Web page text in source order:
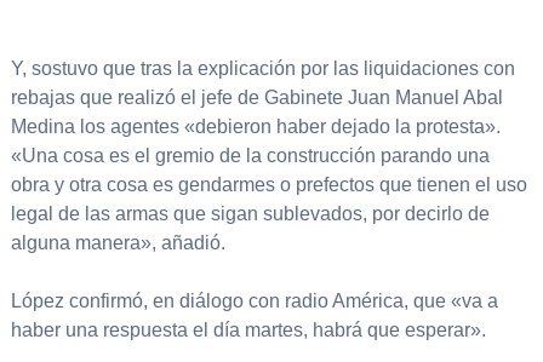
Y, sostuvo que tras la explicación por las liquidaciones con
rebajas que realizó el jefe de Gabinete Juan Manuel Abal
Medina los agentes «debieron haber dejado la protesta».
«Una cosa es el gremio de la construcción parando una
obra y otra cosa es gendarmes o prefectos que tienen el uso
legal de las armas que sigan sublevados, por decirlo de
alguna manera», añadió.
López confirmó, en diálogo con radio América, que «va a
haber una respuesta el día martes, habrá que esperar».